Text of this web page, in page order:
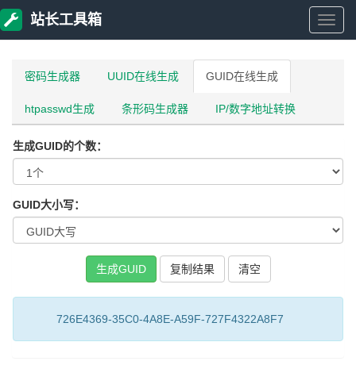
站
站长工具箱
密码生成器 UUID在线生成 GUID在线生成
htpasswd生成 条形码生成器 IP/数字地址转换
生成GUID的个数：
GUID大小写：
复制结果
726E4369-35C0-4A8E-A59F-727F4322A8F7